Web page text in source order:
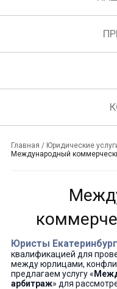
Главная / Юридические
Международный
Юристы
квалификацией для
между юрлицами,
предлагаем услугу «
арбитраж» для